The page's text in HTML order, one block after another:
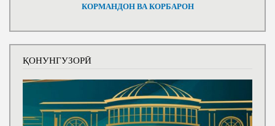
КОРМАНДОН ВА КОРБАРОН
ҚОНУНГУЗОРӢ